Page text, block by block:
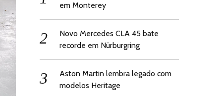
em Monterey
Novo Mercedes CLA 45 bate
recorde em Nürburgring
Aston Martin lembra legado com
modelos Heritage